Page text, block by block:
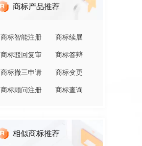
商标产品推荐
商标智能注册
商标续展
商标驳回复审
商标答辩
商标撤三申请
商标变更
商标顾问注册
商标查询
相似商标推荐